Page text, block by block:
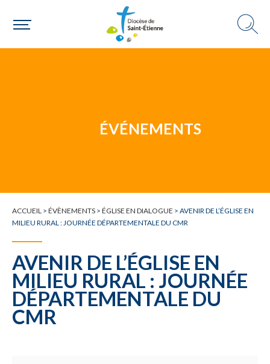
ÉVÉNEMENTS
ACCUEIL > ÉVÈNEMENTS > ÉGLISE EN DIALOGUE > AVENIR DE L’ÉGLISE EN
MILIEU RURAL : JOURNÉE DÉPARTEMENTALE DU CMR
AVENIR DE L’ÉGLISE EN
MILIEU RURAL : JOURNÉE
DÉPARTEMENTALE DU
CMR